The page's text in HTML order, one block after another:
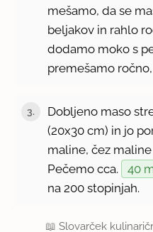
mešamo, da se
beljakov in rahlo
dodamo moko s
premešamo
3.
Dobljeno maso
(20x30 cm) in jo
maline, čez
Pečemo cca.
40
na 200 stopinjah.
📖Slovarček